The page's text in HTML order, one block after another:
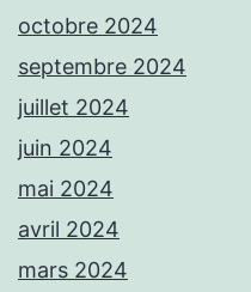
octobre 2024
septembre 2024
juillet 2024
juin 2024
mai 2024
avril 2024
mars 2024